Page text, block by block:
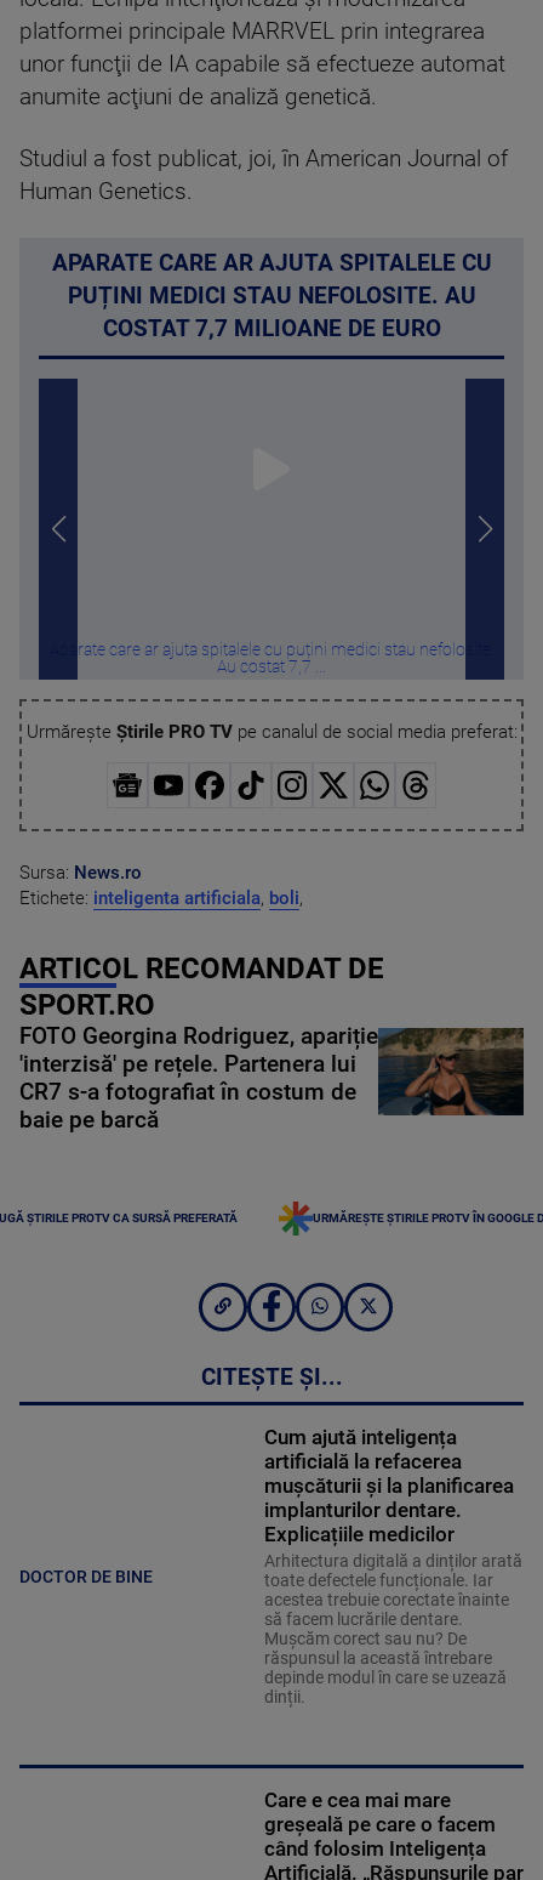
platformei principale MARRVEL prin integrarea
unor funcţii de IA capabile să efectueze automat
anumite acţiuni de analiză genetică.
Studiul a fost publicat, joi, în American Journal of
Human Genetics.
APARATE CARE AR AJUTA SPITALELE CU
PUȚINI MEDICI STAU NEFOLOSITE. AU
COSTAT 7,7 MILIOANE DE EURO
Aparate care ar ajuta spitalele cu puțini medici stau nefolosite.
Au costat 7,7 ...
Urmărește Știrile PRO TVpe canalul de social media preferat:
Sursa: News.ro
Etichete: inteligenta artificiala, boli,
ARTICOL RECOMANDAT DE
SPORT.RO
FOTO Georgina Rodriguez, apariție
'interzisă' pe rețele. Partenera lui
CR7 s-a fotografiat în costum de
baie pe barcă
ȘTIRILE PROTV CA SURSĂ PREFERATĂ URMĂREȘTE ȘTIRILE PROTV ÎN GOOGLE
CITEȘTE ȘI...
DOCTOR DE BINE
Cum ajută inteligența
artificială la refacerea
mușcăturii și la planificarea
implanturilor dentare.
Explicațiile medicilor
Arhitectura digitală a dinților arată
toate defectele funcționale. Iar
acestea trebuie corectate înainte
să facem lucrările dentare.
Mușcăm corect sau nu? De
răspunsul la această întrebare
depinde modul în care se uzează
dinții.
Care e cea mai mare
greșeală pe care o facem
când folosim Inteligența
Artificială. „Răspunsurile par